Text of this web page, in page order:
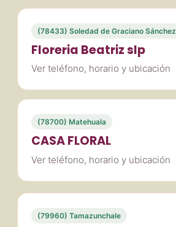
(78433) Soledad de Graciano Sánchez
Floreria Beatriz slp
Ver teléfono, horario y ubicación
(78700) Matehuala
CASA FLORAL
Ver teléfono, horario y ubicación
(79960) Tamazunchale